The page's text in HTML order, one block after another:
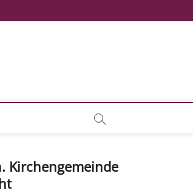
Kirchengemeinde